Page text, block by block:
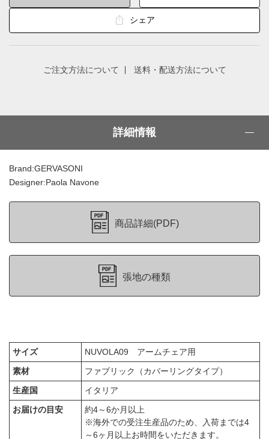
シェア
ご注文方法について 送料・配送方法について
詳細情報
Brand:GERVASONI
Designer:Paola Navone
商品詳細(PDF)
張地の種類
サイズ
NUVOLA09 アームチェア用
素材
ファブリック（カバーリングタイプ）
生産国
イタリア
お届けの目安
約4～6か月以上
※海外での受注生産品のため、入荷までは4
～6ヶ月以上お時間をいただきます。